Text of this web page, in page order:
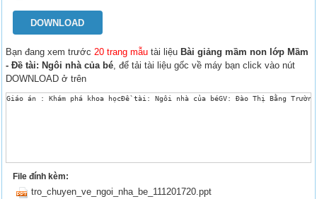
DOWNLOAD
Bạn đang xem trước20 trang mẫu tài liệu Bài giảng mầm non lớp Mầm
- Đề tài: Ngôi nhà của bé, để tải tài liệu gốc về máy bạn click vào nút
DOWNLOAD ở trên
Giáo án : Khám phá khoa họcĐề tài: Ngôi nhà của béGV: Đào Thị Bằng Trường
File đính kèm:
tro_chuyen_ve_ngoi_nha_be_111201720.ppt